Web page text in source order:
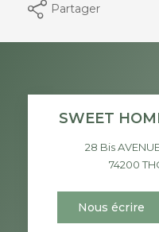
Partager
SWEET
28 Bis
74200
Nous écrire